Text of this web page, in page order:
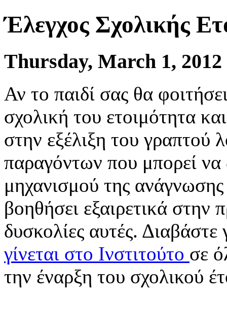
Έλεγχος Σχολικής
Thursday, March 1, 2012
Αν το παιδί σας θα
σχολική του ετοιμότητα
στην εξέλιξη του γραπτού
παραγόντων που μπορεί
μηχανισμού της
βοηθήσει εξαιρετικά
δυσκολίες αυτές. Διαβάστε
γίνεται στο Ινστιτούτο σε
την έναρξη του σχολικού